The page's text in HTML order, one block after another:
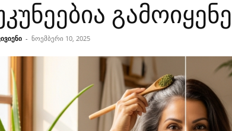
- ნოემბერი 10, 2025